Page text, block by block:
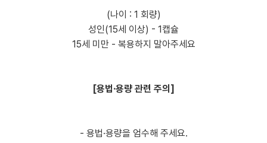
(나이 : 1 회량)
성인(15세 이상) - 1캡슐
15세 미만 - 복용하지 말아주세요
[용법·용량 관련 주의]
- 용법·용량을 엄수해 주세요.